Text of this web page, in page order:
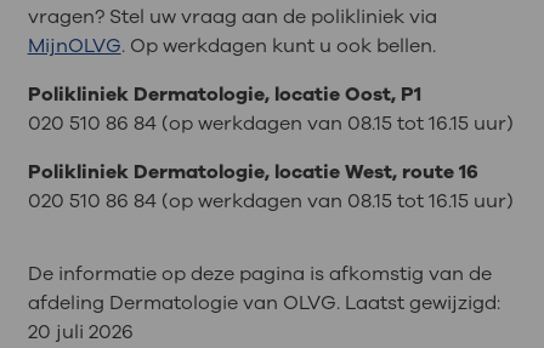
vragen? Stel uw vraag aan de polikliniek via
MijnOLVG. Op werkdagen kunt u ook bellen.
Polikliniek Dermatologie, locatie Oost, P1
020 510 86 84 (op werkdagen van 08.15 tot 16.15 uur)
Polikliniek Dermatologie, locatie West, route 16
020 510 86 84 (op werkdagen van 08.15 tot 16.15 uur)
De informatie op deze pagina is afkomstig van de
afdeling Dermatologie van OLVG. Laatst gewijzigd:
20 juli 2026